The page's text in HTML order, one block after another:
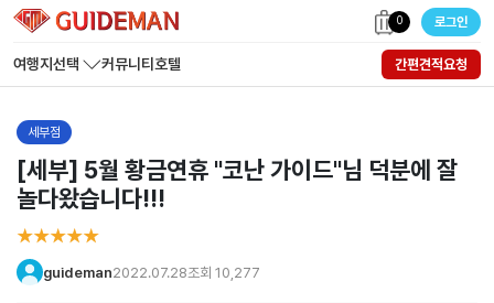
0 로그인
여행지선택 커뮤니티 호텔 간편견적요청
세부점
[세부] 5월 황금연휴 "코난 가이드"님 덕분에 잘
놀다왔습니다!!!
★★★★★
guideman2022.07.28조회 10,277